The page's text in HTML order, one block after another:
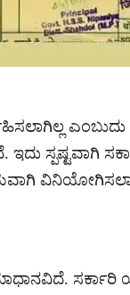
ಸ್ಪಷ್ಟವಾಗಿ